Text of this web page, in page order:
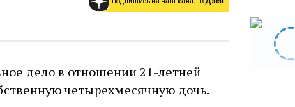
дело в отношении 21-летней
четырехмесячную дочь.